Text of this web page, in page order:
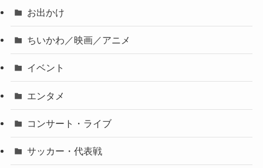
お出かけ
ちいかわ／映画／アニメ
イベント
エンタメ
コンサート・ライブ
サッカー・代表戦